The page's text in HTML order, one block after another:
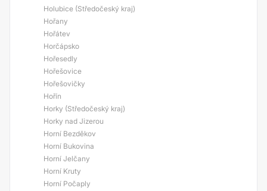
Holubice (Středočeský kraj)
Hořany
Hořátev
Horčápsko
Hořesedly
Hořešovice
Hořešovičky
Hořín
Horky (Středočeský kraj)
Horky nad Jizerou
Horní Bezděkov
Horní Bukovina
Horní Jelčany
Horní Kruty
Horní Počaply